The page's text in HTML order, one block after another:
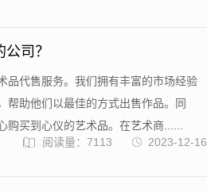
司？
品代售服务。我们拥有丰富的市场经验
帮助他们以最佳的方式出售作品。同
买到心仪的艺术品。在艺术商......
2023-12-16
阅读量：7113